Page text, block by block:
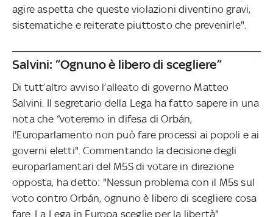
agire aspetta che queste violazioni diventino gravi,
sistematiche e reiterate piuttosto che prevenirle".
Salvini: “Ognuno è libero di scegliere”
Di tutt’altro avviso l’alleato di governo Matteo
Salvini. Il segretario della Lega ha fatto sapere in una
nota che “voteremo in difesa di Orbán,
l'Europarlamento non può fare processi ai popoli e ai
governi eletti". Commentando la decisione degli
europarlamentari del M5S di votare in direzione
opposta, ha detto: "Nessun problema con il M5s sul
voto contro Orbán, ognuno è libero di scegliere cosa
fare. La Lega in Europa sceglie per la libertà".